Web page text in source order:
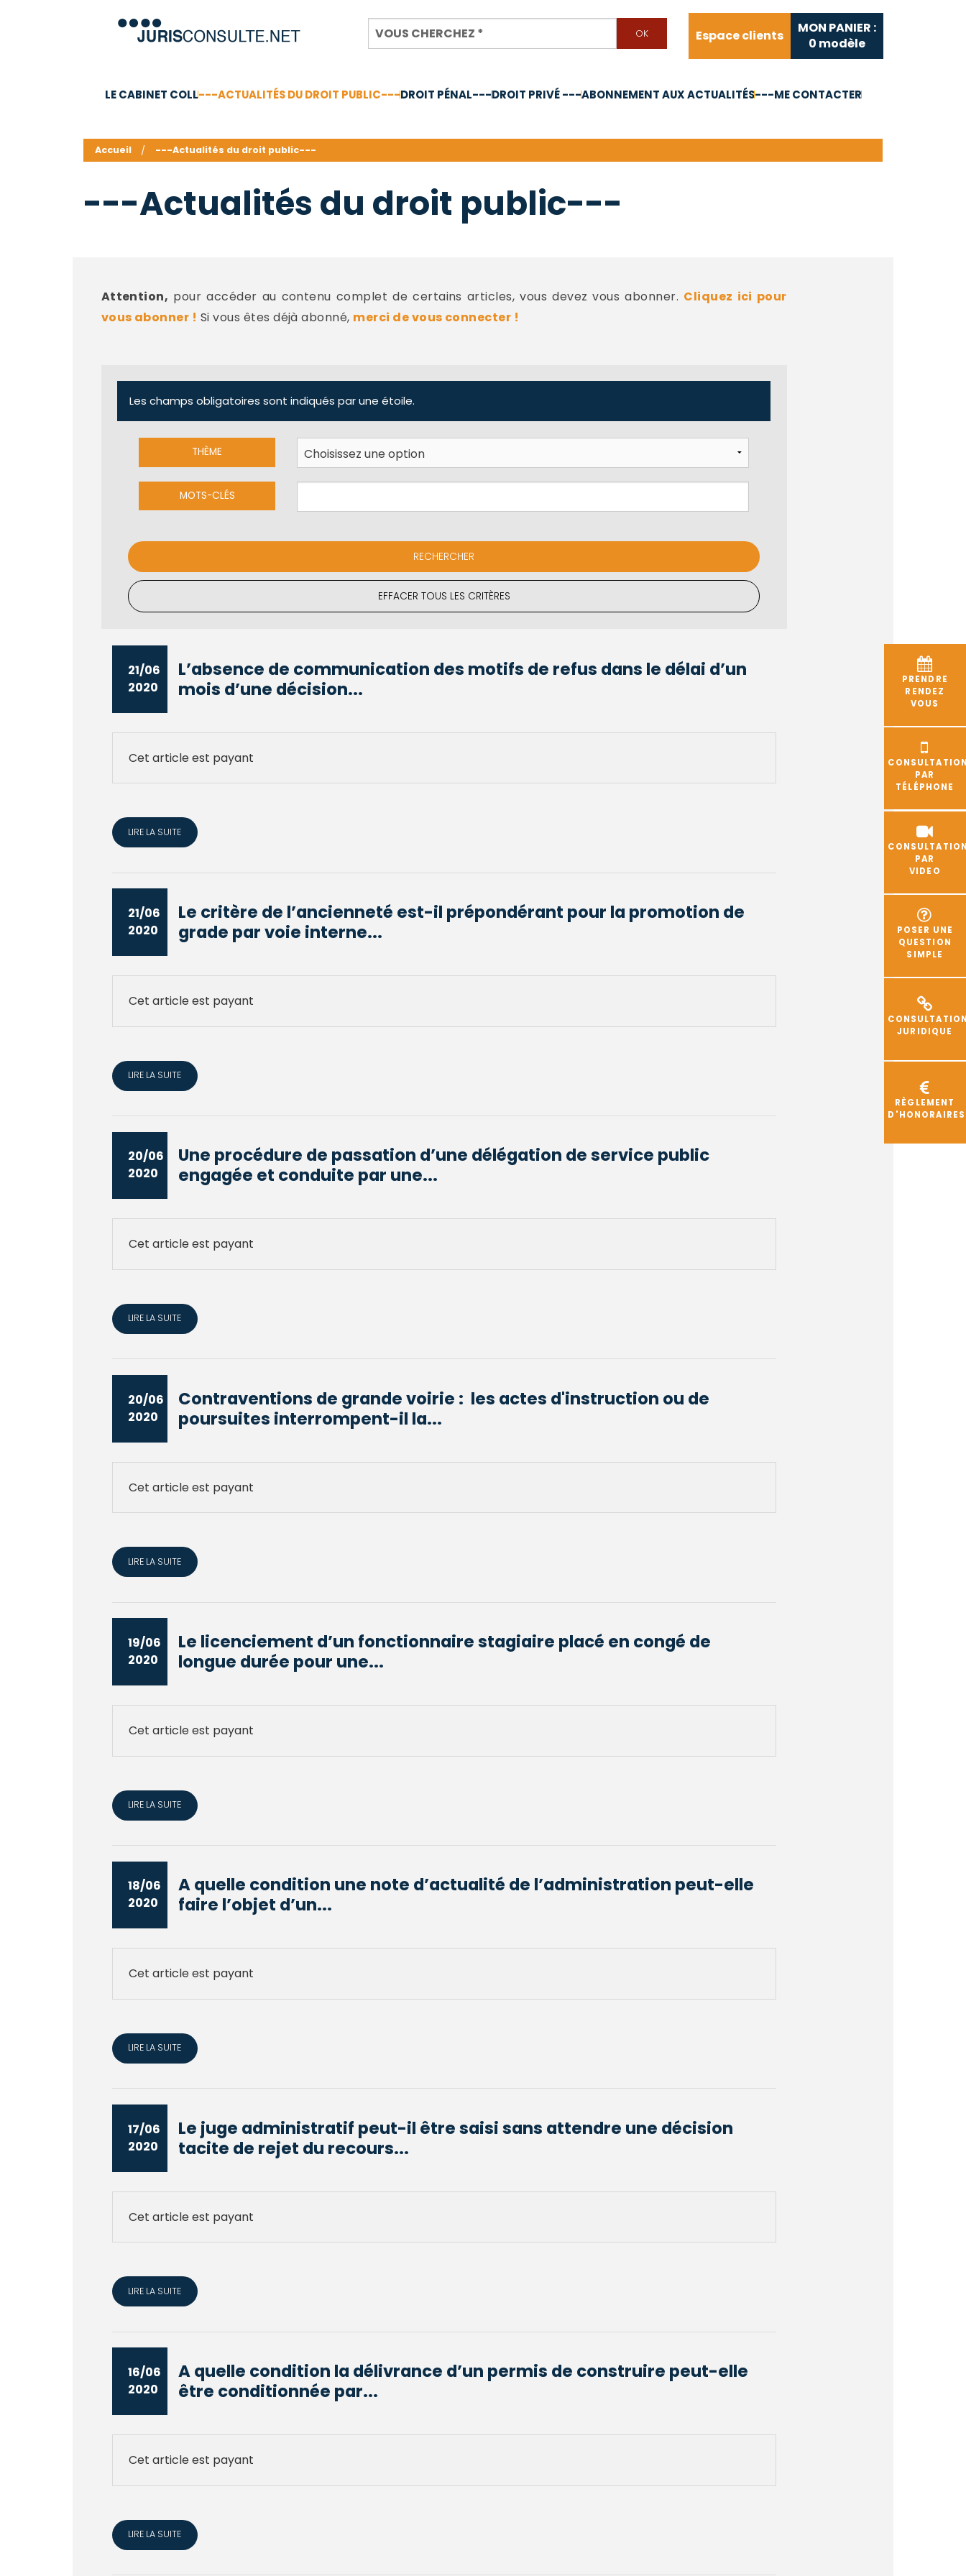
Espace clients
MON PANIER :
0 modèle
LE CABINET COLL---ACTUALITÉS DU DROIT PUBLIC---DROIT PÉNAL---DROIT PRIVÉ ---ABONNEMENT AUX ACTUALITÉS---ME CONTACTER
PRENDRE
RENDEZ
VOUS
PAR
TÉLÉPHONE
PAR
VIDEO
POSER UNE
QUESTION
SIMPLE
JURIDIQUE
RÈGLEMENT
D'HONORAIRES
Accueil ---Actualités du droit public---
---Actualités du droit public---
Attention, pour accéder au contenu complet de certains articles, vous devez vous abonner. Cliquez ici pour
vous abonner ! Si vous êtes déjà abonné, merci de vous connecter !
Les champs obligatoires sont indiqués par une étoile.
THÈME
MOTS-CLÉS
EFFACER TOUS LES CRITÈRES
21/06
2020
L’absence de communication des motifs de refus dans le délai d’un
mois d’une décision...
Cet article est payant
LIRE LA SUITE
21/06
2020
Le critère de l’ancienneté est-il prépondérant pour la promotion de
grade par voie interne...
Cet article est payant
LIRE LA SUITE
20/06
2020
Une procédure de passation d’une délégation de service public
engagée et conduite par une...
Cet article est payant
LIRE LA SUITE
20/06
2020
Contraventions de grande voirie : les actes d'instruction ou de
poursuites interrompent-il la...
Cet article est payant
LIRE LA SUITE
19/06
2020
Le licenciement d’un fonctionnaire stagiaire placé en congé de
longue durée pour une...
Cet article est payant
LIRE LA SUITE
18/06
2020
A quelle condition une note d’actualité de l’administration peut-elle
faire l’objet d’un...
Cet article est payant
LIRE LA SUITE
17/06
2020
Le juge administratif peut-il être saisi sans attendre une décision
tacite de rejet du recours...
Cet article est payant
LIRE LA SUITE
16/06
2020
A quelle condition la délivrance d’un permis de construire peut-elle
être conditionnée par...
Cet article est payant
LIRE LA SUITE